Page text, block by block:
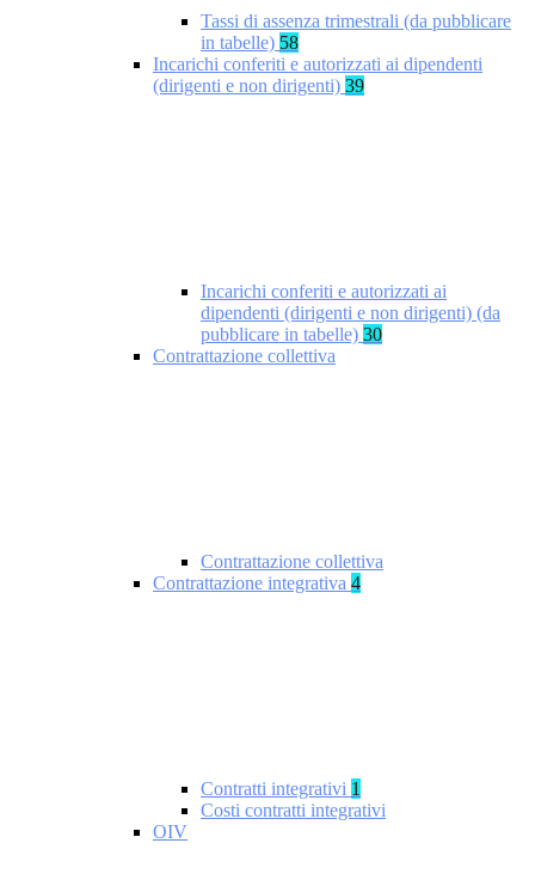
Tassi di assenza trimestrali (da pubblicare
in tabelle) 58
Incarichi conferiti e autorizzati ai dipendenti
(dirigenti e non dirigenti) 39
Incarichi conferiti e autorizzati ai
dipendenti (dirigenti e non dirigenti) (da
pubblicare in tabelle) 30
Contrattazione collettiva
Contrattazione collettiva
Contrattazione integrativa 4
Contratti integrativi 1
Costi contratti integrativi
OIV